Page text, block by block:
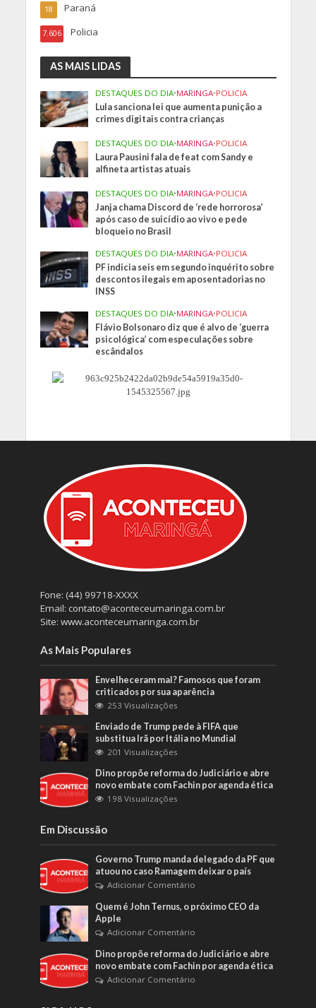
Paraná
18
Policia
7.606
AS MAIS LIDAS
DESTAQUES DO DIA•MARINGA•POLICIA
Lula sanciona lei que aumenta punição a
crimes digitais contra crianças
DESTAQUES DO DIA•MARINGA•POLICIA
Laura Pausini fala de feat com Sandy e
alfineta artistas atuais
DESTAQUES DO DIA•MARINGA•POLICIA
Janja chama Discord de ‘rede horrorosa’
após caso de suicídio ao vivo e pede
bloqueio no Brasil
DESTAQUES DO DIA•MARINGA•POLICIA
PF indicia seis em segundo inquérito sobre
descontos ilegais em aposentadorias no
INSS
DESTAQUES DO DIA•MARINGA•POLICIA
Flávio Bolsonaro diz que é alvo de ‘guerra
psicológica’ com especulações sobre
escândalos
Fone: (44) 99718-XXXX
Email: contato@aconteceumaringa.com.br
Site: www.aconteceumaringa.com.br
As Mais Populares
Envelheceram mal? Famosos que foram
criticados por sua aparência
253 Visualizações
Enviado de Trump pede à FIFA que
substitua Irã por Itália no Mundial
201 Visualizações
Dino propõe reforma do Judiciário e abre
novo embate com Fachin por agenda ética
198 Visualizações
Em Discussão
Governo Trump manda delegado da PF que
atuou no caso Ramagem deixar o país
Adicionar Comentário
Quem é John Ternus, o próximo CEO da
Apple
Adicionar Comentário
Dino propõe reforma do Judiciário e abre
novo embate com Fachin por agenda ética
Adicionar Comentário